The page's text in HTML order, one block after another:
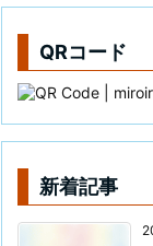
QRコード
新着記事